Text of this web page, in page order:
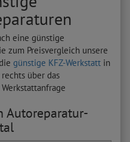
eine günstige
zum Preisvergleich unsere
günstige KFZ-Werkstatt in
über das
Autoreparatur-